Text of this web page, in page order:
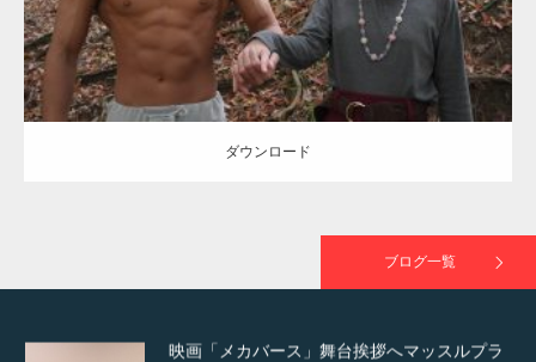
ダウンロード
ブログ一覧
NHK「所さん！事件ですよ」に取材されまし
た（6/8放送）
映画「メカバース」舞台挨拶へマッスルプラ